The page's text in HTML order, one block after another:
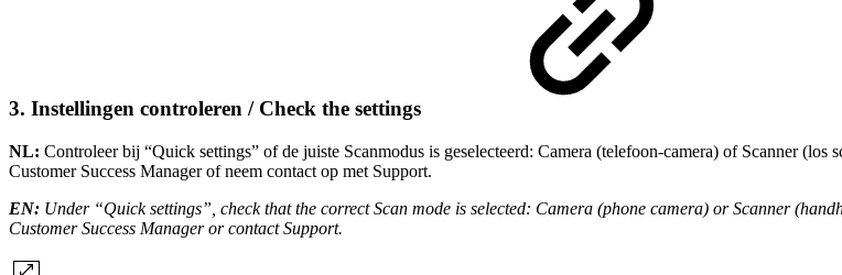
3. Instellingen controleren / Check the settings
NL: Controleer bij “Quick settings” of de juiste Scanmodus is geselecteerd: Camera (telefoon-camera) of Scanner
Customer Success Manager of neem contact op met Support.
EN: Under “Quick settings”, check that the correct Scan mode is selected: Camera (phone camera) or Scanner
Customer Success Manager or contact Support.